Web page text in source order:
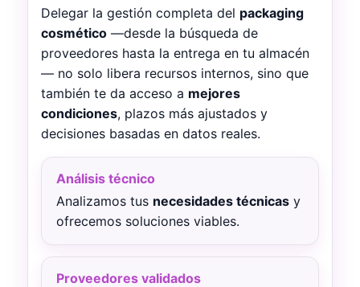
Delegar la gestión completa del packaging
cosmético —desde la búsqueda de
proveedores hasta la entrega en tu almacén
— no solo libera recursos internos, sino que
también te da acceso a mejores
condiciones, plazos más ajustados y
decisiones basadas en datos reales.
Análisis técnico
Analizamos tus necesidades técnicas y
ofrecemos soluciones viables.
Proveedores validados